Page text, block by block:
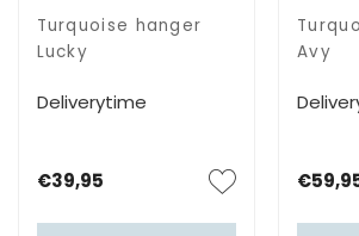
Turquoise hanger
Lucky
Deliverytime
€39,95
Avy